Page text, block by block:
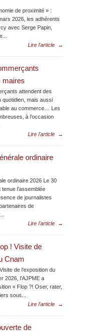
de proximité » :
2026, les adhérents
avec Serge Papin,
Lire l'article
→
maires
attendent des
quotidien, mais aussi
au commerce… Les
à l’occasion
Lire l'article
→
ordinaire
ordinaire 2026 Le 30
l’assemblée
de journalistes
de
Lire l'article
→
! Visite de
Cnam
de l’exposition du
2026, l’AJPME a
« Flop ?! Oser, rater,
sous...
Lire l'article
→
de